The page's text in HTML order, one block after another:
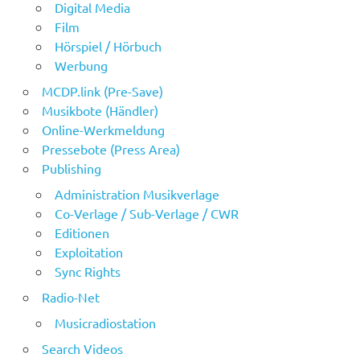
Digital Media
Film
Hörspiel / Hörbuch
Werbung
MCDP.link (Pre-Save)
Musikbote (Händler)
Online-Werkmeldung
Pressebote (Press Area)
Publishing
Administration Musikverlage
Co-Verlage / Sub-Verlage / CWR
Editionen
Exploitation
Sync Rights
Radio-Net
Musicradiostation
Search Videos